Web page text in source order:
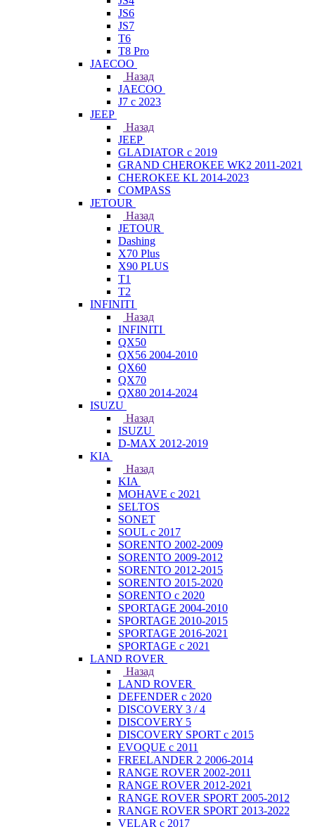
JS6
JS7
T6
T8 Pro
JAECOO
Назад
JAECOO
J7 с 2023
JEEP
Назад
JEEP
GLADIATOR с 2019
GRAND CHEROKEE WK2 2011-2021
CHEROKEE KL 2014-2023
COMPASS
JETOUR
Назад
JETOUR
Dashing
X70 Plus
X90 PLUS
T1
T2
INFINITI
Назад
INFINITI
QX50
QX56 2004-2010
QX60
QX70
QX80 2014-2024
ISUZU
Назад
ISUZU
D-MAX 2012-2019
KIA
Назад
KIA
MOHAVE с 2021
SELTOS
SONET
SOUL с 2017
SORENTO 2002-2009
SORENTO 2009-2012
SORENTO 2012-2015
SORENTO 2015-2020
SORENTO с 2020
SPORTAGE 2004-2010
SPORTAGE 2010-2015
SPORTAGE 2016-2021
SPORTAGE с 2021
LAND ROVER
Назад
LAND ROVER
DEFENDER с 2020
DISCOVERY 3 / 4
DISCOVERY 5
DISCOVERY SPORT с 2015
EVOQUE с 2011
FREELANDER 2 2006-2014
RANGE ROVER 2002-2011
RANGE ROVER 2012-2021
RANGE ROVER SPORT 2005-2012
RANGE ROVER SPORT 2013-2022
VELAR с 2017